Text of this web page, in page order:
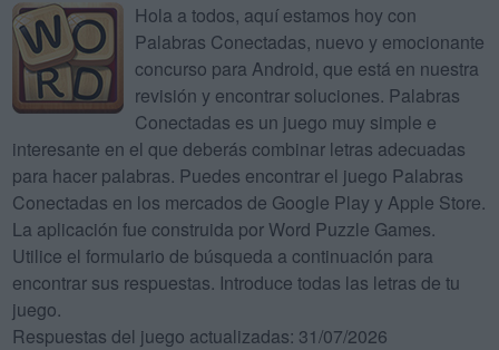
Hola a todos, aquí estamos hoy con
Palabras Conectadas, nuevo y emocionante
concurso para Android, que está en nuestra
revisión y encontrar soluciones. Palabras
Conectadas es un juego muy simple e
interesante en el que deberás combinar letras adecuadas
para hacer palabras. Puedes encontrar el juego Palabras
Conectadas en los mercados de Google Play y Apple Store.
La aplicación fue construida por Word Puzzle Games.
Utilice el formulario de búsqueda a continuación para
encontrar sus respuestas. Introduce todas las letras de tu
juego.
Respuestas del juego actualizadas: 31/07/2026